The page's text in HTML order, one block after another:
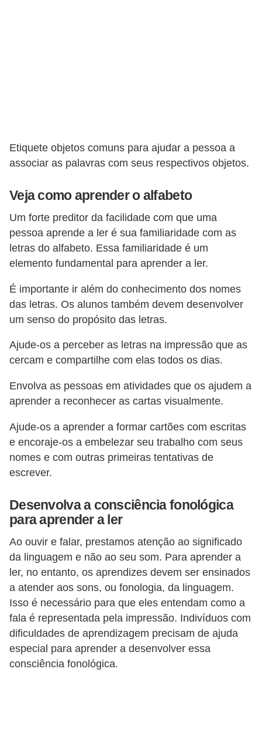
Etiquete objetos comuns para ajudar a pessoa a
associar as palavras com seus respectivos objetos.
Veja como aprender o alfabeto
Um forte preditor da facilidade com que uma
pessoa aprende a ler é sua familiaridade com as
letras do alfabeto. Essa familiaridade é um
elemento fundamental para aprender a ler.
É importante ir além do conhecimento dos nomes
das letras. Os alunos também devem desenvolver
um senso do propósito das letras.
Ajude-os a perceber as letras na impressão que as
cercam e compartilhe com elas todos os dias.
Envolva as pessoas em atividades que os ajudem a
aprender a reconhecer as cartas visualmente.
Ajude-os a aprender a formar cartões com escritas
e encoraje-os a embelezar seu trabalho com seus
nomes e com outras primeiras tentativas de
escrever.
Desenvolva a consciência fonológica
para aprender a ler
Ao ouvir e falar, prestamos atenção ao significado
da linguagem e não ao seu som. Para aprender a
ler, no entanto, os aprendizes devem ser ensinados
a atender aos sons, ou fonologia, da linguagem.
Isso é necessário para que eles entendam como a
fala é representada pela impressão. Indivíduos com
dificuldades de aprendizagem precisam de ajuda
especial para aprender a desenvolver essa
consciência fonológica.
ê
s
l
i
t
e
r
a
t
u
r
a
D
i
a
s
p
r
a
c
o
n
c
u
r
s
o